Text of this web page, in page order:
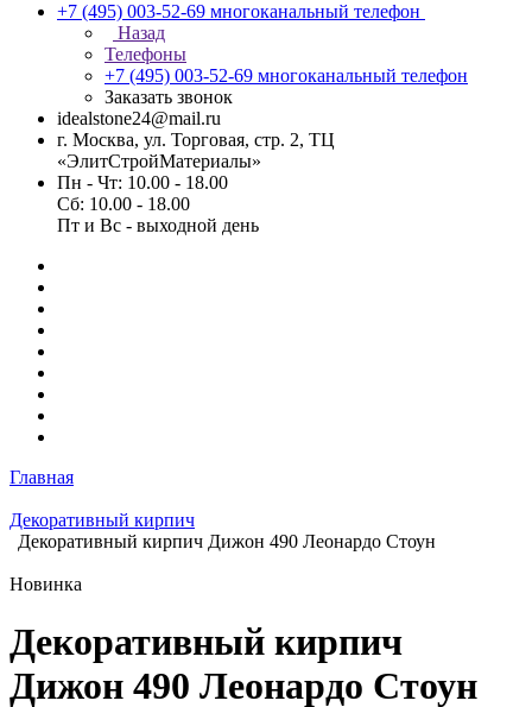
+7 (495) 003-52-69 многоканальный телефон
Назад
Телефоны
+7 (495) 003-52-69 многоканальный телефон
Заказать звонок
idealstone24@mail.ru
г. Москва, ул. Торговая, стр. 2, ТЦ
«ЭлитСтройМатериалы»
Пн - Чт: 10.00 - 18.00
Сб: 10.00 - 18.00
Пт и Вс - выходной день
Главная
Декоративный кирпич
Декоративный кирпич Дижон 490 Леонардо Стоун
Новинка
Декоративный кирпич
Дижон 490 Леонардо Стоун